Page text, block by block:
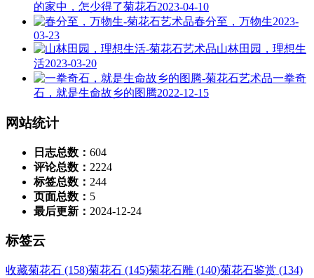
的家中，怎少得了菊花石2023-04-10
春分至，万物生2023-
03-23
山林田园，理想生
活2023-03-20
一拳奇
石，就是生命故乡的图腾2022-12-15
网站统计
日志总数： 604
评论总数： 2224
标签总数： 244
页面总数： 5
最后更新： 2024-12-24
标签云
收藏菊花石 (158)菊花石 (145)菊花石雕 (140)菊花石鉴赏 (134)